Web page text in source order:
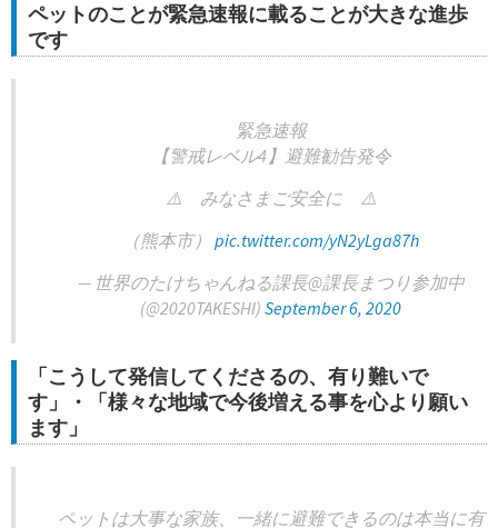
ペットのことが緊急速報に載ることが大きな進歩
です
緊急速報
【警戒レベル4】避難勧告発令
⚠️ みなさまご安全に ⚠️
（熊本市） pic.twitter.com/yN2yLga87h
— 世界のたけちゃんねる課長@課長まつり参加中
(@2020TAKESHI) September 6, 2020
「こうして発信してくださるの、有り難いで
す」・「様々な地域で今後増える事を心より願い
ます」
ペットは大事な家族、一緒に避難できるのは本当に有